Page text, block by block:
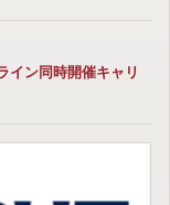
イン同時開催キャリ